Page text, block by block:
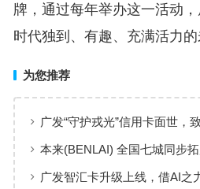
牌，通过每年举办这一活动
时代独到、有趣、充满活力的
为您推荐
广发“守护戎光”信用卡面世，
本来(BENLAI) 全国七城同步
品牌体验
广发智汇卡升级上线，借AI之